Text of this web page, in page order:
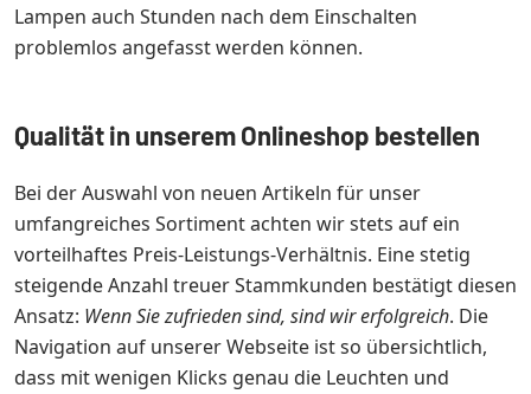
Lampen auch Stunden nach dem Einschalten
problemlos angefasst werden können.
Qualität in unserem Onlineshop bestellen
Bei der Auswahl von neuen Artikeln für unser
umfangreiches Sortiment achten wir stets auf ein
vorteilhaftes Preis-Leistungs-Verhältnis. Eine stetig
steigende Anzahl treuer Stammkunden bestätigt diesen
Ansatz: Wenn Sie zufrieden sind, sind wir erfolgreich. Die
Navigation auf unserer Webseite ist so übersichtlich,
dass mit wenigen Klicks genau die Leuchten und